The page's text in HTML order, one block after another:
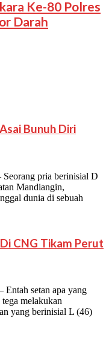
Ke-80 Polres
Darah
Bunuh Diri
pria berinisial D
Mandiangin,
dunia di sebuah
CNG Tikam Perut
setan apa yang
melakukan
yang berinisial L (46)